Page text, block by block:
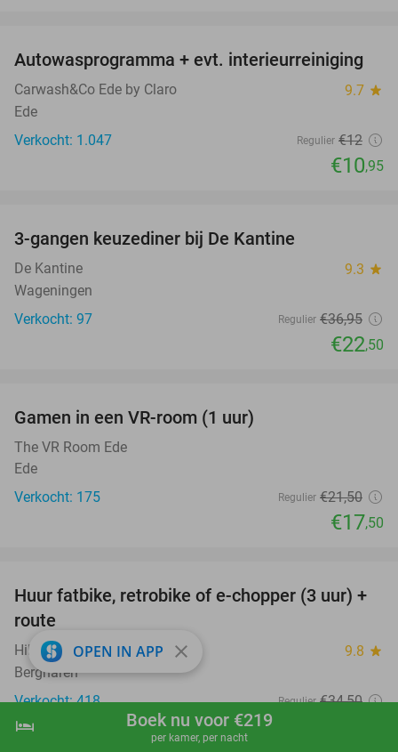
shopping_cart Boek nu
hotel Boek nu voor €219
per kamer, per nacht
9%
Autowasprogramma + evt. interieurreiniging
Carwash&Co Ede by Claro 9.7 star
Ede
Verkocht: 1.047
Regulier €12
€10,95
3-gangen keuzediner bij De Kantine
De Kantine 9.3 star
Wageningen
Verkocht: 97
Regulier €36,95
€22,50
Gamen in een VR-room (1 uur)
The VR Room Ede
Ede
Verkocht: 175
Regulier €21,50
€17,50
35%
Huur fatbike, retrobike of e-chopper (3 uur) +
route
Hill´s Groepsuitje Bergharen 9.8 star
Bergharen
Verkocht: 418
Regulier €34,50
OPEN IN APP close